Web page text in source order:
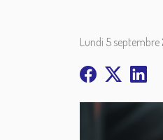
Lundi 5 septembre